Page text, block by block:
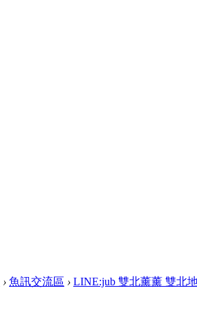
› 魚訊交流區 › LINE:jub 雙北薰薰 雙北